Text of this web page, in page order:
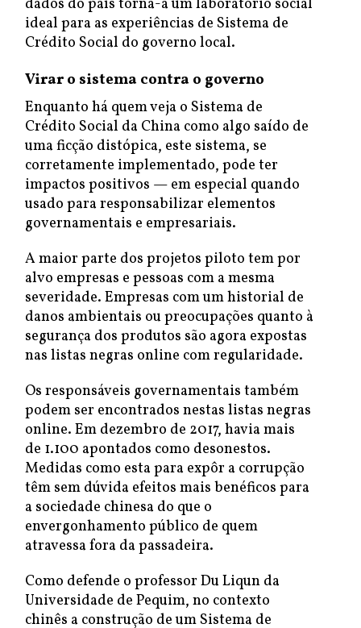
dados do país torna-a um laboratório social
ideal para as experiências de Sistema de
Crédito Social do governo local.
Virar o sistema contra o governo
Enquanto há quem veja o Sistema de
Crédito Social da China como algo saído de
uma ficção distópica, este sistema, se
corretamente implementado, pode ter
impactos positivos — em especial quando
usado para responsabilizar elementos
governamentais e empresariais.
A maior parte dos projetos piloto tem por
alvo empresas e pessoas com a mesma
severidade. Empresas com um historial de
danos ambientais ou preocupações quanto à
segurança dos produtos são agora expostas
nas listas negras online com regularidade.
Os responsáveis governamentais também
podem ser encontrados nestas listas negras
online. Em dezembro de 2017, havia mais
de 1.100 apontados como desonestos.
Medidas como esta para expôr a corrupção
têm sem dúvida efeitos mais benéficos para
a sociedade chinesa do que o
envergonhamento público de quem
atravessa fora da passadeira.
Como defende o professor Du Liqun da
Universidade de Pequim, no contexto
chinês a construção de um Sistema de